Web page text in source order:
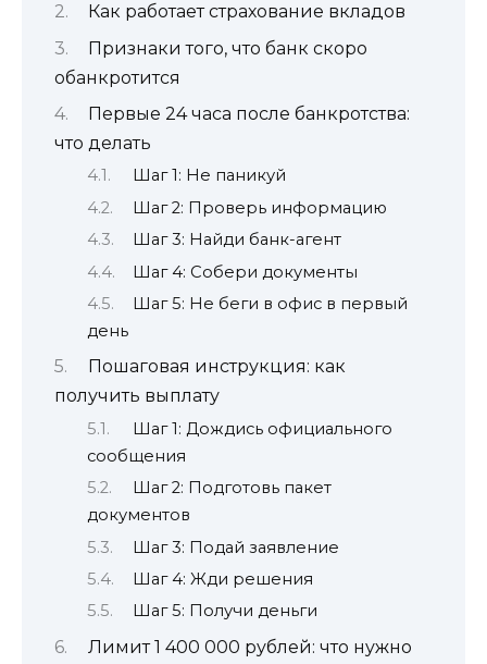
Как работает страхование вкладов
Признаки того, что банк скоро
обанкротится
Первые 24 часа после банкротства:
что делать
Шаг 1: Не паникуй
Шаг 2: Проверь информацию
Шаг 3: Найди банк-агент
Шаг 4: Собери документы
Шаг 5: Не беги в офис в первый
день
Пошаговая инструкция: как
получить выплату
Шаг 1: Дождись официального
сообщения
Шаг 2: Подготовь пакет
документов
Шаг 3: Подай заявление
Шаг 4: Жди решения
Шаг 5: Получи деньги
Лимит 1 400 000 рублей: что нужно